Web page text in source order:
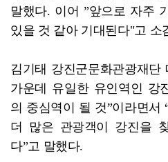
말했다. 이어 ”앞으로 자주
있을 것 같아 기대된다"고 소
김기태 강진군문화관광재단
가운데 유일한 유인역인 강
의 중심역이 될 것”이라면서
더 많은 관광객이 강진을
다”고 말했다.